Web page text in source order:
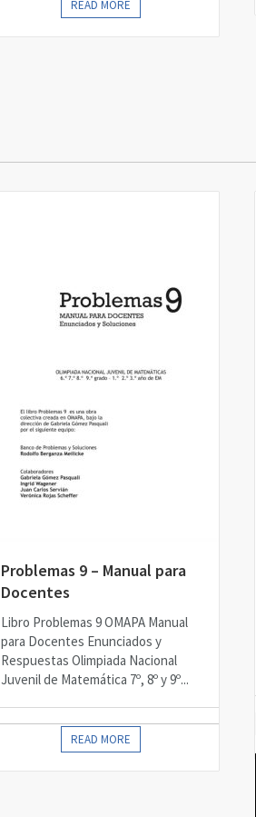
READ MORE
Problemas 9 – Manual para
Docentes
Libro Problemas 9 OMAPA Manual
para Docentes Enunciados y
Respuestas Olimpiada Nacional
Juvenil de Matemática 7º, 8º y 9º...
READ MORE